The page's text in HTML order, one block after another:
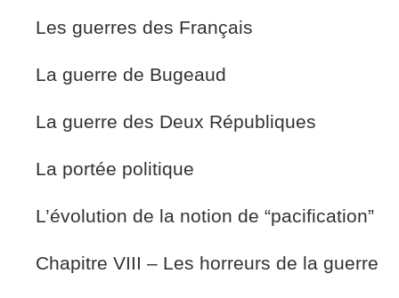
Les guerres des Français
La guerre de Bugeaud
La guerre des Deux Républiques
La portée politique
L’évolution de la notion de “pacification”
Chapitre VIII – Les horreurs de la guerre